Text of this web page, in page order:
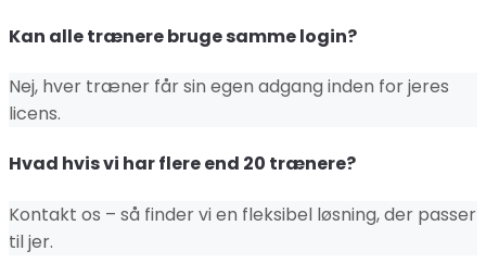
Kan alle trænere bruge samme login?
Nej, hver træner får sin egen adgang inden for jeres
licens.
Hvad hvis vi har flere end 20 trænere?
Kontakt os – så finder vi en fleksibel løsning, der passer
til jer.